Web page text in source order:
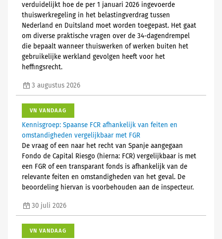
verduidelijkt hoe de per 1 januari 2026 ingevoerde
thuiswerkregeling in het belastingverdrag tussen
Nederland en Duitsland moet worden toegepast. Het gaat
om diverse praktische vragen over de 34-dagendrempel
die bepaalt wanneer thuiswerken of werken buiten het
gebruikelijke werkland gevolgen heeft voor het
heffingsrecht.
3 augustus 2026
VN VANDAAG
Kennisgroep: Spaanse FCR afhankelijk van feiten en
omstandigheden vergelijkbaar met FGR
De vraag of een naar het recht van Spanje aangegaan
Fondo de Capital Riesgo (hierna: FCR) vergelijkbaar is met
een FGR of een transparant fonds is afhankelijk van de
relevante feiten en omstandigheden van het geval. De
beoordeling hiervan is voorbehouden aan de inspecteur.
30 juli 2026
VN VANDAAG